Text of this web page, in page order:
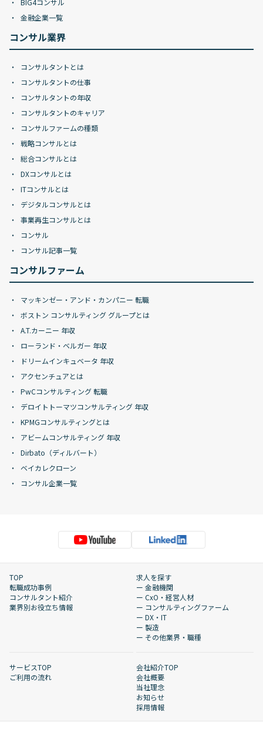
BIG4コンサル
金融企業一覧
コンサル業界
コンサルタントとは
コンサルタントの仕事
コンサルタントの年収
コンサルタントのキャリア
コンサルファームの種類
戦略コンサルとは
総合コンサルとは
DXコンサルとは
ITコンサルとは
デジタルコンサルとは
事業再生コンサルとは
コンサル
コンサル記事一覧
コンサルファーム
マッキンゼー・アンド・カンパニー 転職
ボストン コンサルティング グループとは
A.T.カーニー 年収
ローランド・ベルガー 年収
ドリームインキュベータ 年収
アクセンチュアとは
PwCコンサルティング 転職
デロイトトーマツコンサルティング 年収
KPMGコンサルティングとは
アビームコンサルティング 年収
Dirbato（ディルバート）
ベイカレクローン
コンサル企業一覧
TOP
転職成功事例
コンサルタント紹介
業界別お役立ち情報
求人を探す
ー 金融機関
ー CxO・経営人材
ー コンサルティングファーム
ー DX・IT
ー 製造
ー その他業界・職種
サービスTOP
ご利用の流れ
会社紹介TOP
会社概要
当社理念
お知らせ
採用情報